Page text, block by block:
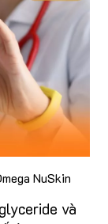
NuSkin
và